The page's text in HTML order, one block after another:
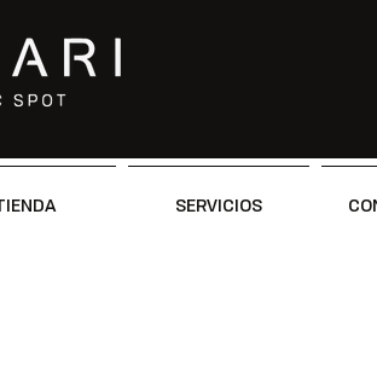
SERVICIOS